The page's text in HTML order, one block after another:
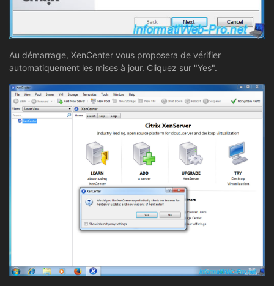
Au démarrage, XenCenter vous proposera de vérifier
automatiquement les mises à jour. Cliquez sur "Yes".